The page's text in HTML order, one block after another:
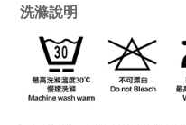
洗滌說明